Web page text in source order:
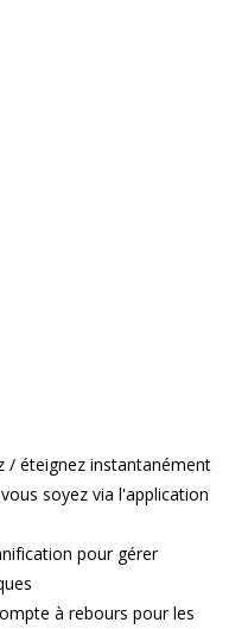
/ éteignez instantanément
soyez via l'application
pour gérer
à rebours pour les